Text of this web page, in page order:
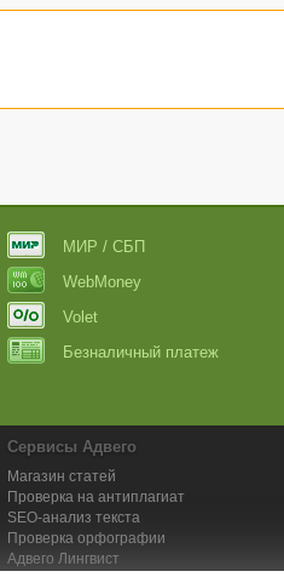
МИР / СБП
WebMoney
Volet
Безналичный платеж
Сервисы Адвего
Магазин статей
Проверка на антиплагиат
SEO-анализ текста
Проверка орфографии
Адвего Лингвист